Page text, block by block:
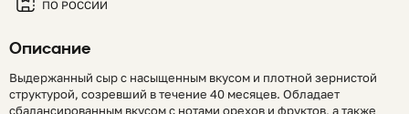
ПО РОССИИ
Описание
Выдержанный сыр с насыщенным вкусом и плотной зернистой
структурой, созревший в течение 40 месяцев. Обладает
сбалансированным вкусом с нотами орехов и фруктов, а также